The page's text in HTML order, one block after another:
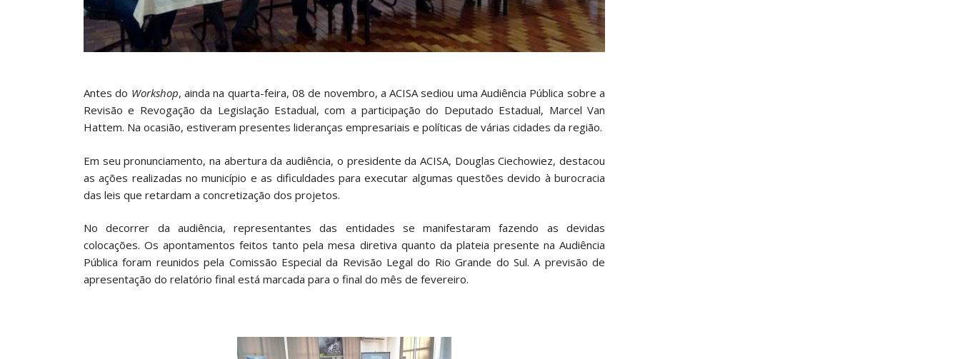
Antes do Workshop, ainda na quarta-feira, 08 de novembro, a ACISA sediou uma Audiência Pública sobre a
Revisão e Revogação da Legislação Estadual, com a participação do Deputado Estadual, Marcel Van
Hattem. Na ocasião, estiveram presentes lideranças empresariais e políticas de várias cidades da região.
Em seu pronunciamento, na abertura da audiência, o presidente da ACISA, Douglas Ciechowiez, destacou
as ações realizadas no município e as dificuldades para executar algumas questões devido à burocracia
das leis que retardam a concretização dos projetos.
No decorrer da audiência, representantes das entidades se manifestaram fazendo as devidas
colocações. Os apontamentos feitos tanto pela mesa diretiva quanto da plateia presente na Audiência
Pública foram reunidos pela Comissão Especial da Revisão Legal do Rio Grande do Sul. A previsão de
apresentação do relatório final está marcada para o final do mês de fevereiro.